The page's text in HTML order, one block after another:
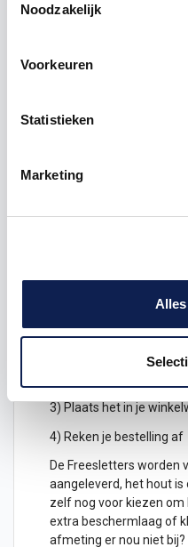
Noodzakelijk
Voorkeuren
Statistieken
MarketingHouten
Bruin
is altijd 8mm. MDF
Hoe moet je dit
1) Geef aan welke
hoogte in cm
2) Hoeveel freesletters
3) Plaats het in je
4) Reken je bestelling af
De Freesletters worden
aangeleverd, het hout is
zelf nog voor kiezen
extra beschermlaag of
afmeting er nou niet